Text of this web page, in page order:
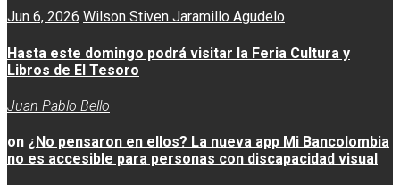
Jun 6, 2026 Wilson Stiven Jaramillo Agudelo
Hasta este domingo podrá visitar la Feria Cultura y
Libros de El Tesoro
Juan Pablo Bello
on ¿No pensaron en ellos? La nueva app Mi Bancolombia
no es accesible para personas con discapacidad visual